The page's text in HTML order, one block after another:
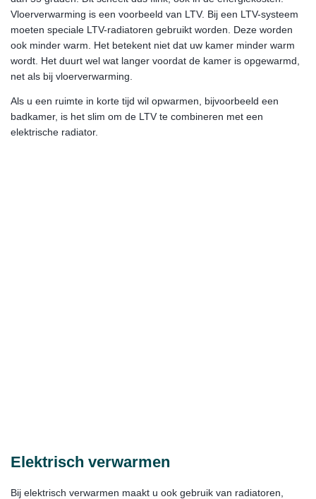
Vloerverwarming is een voorbeeld van LTV. Bij een LTV-systeem
moeten speciale LTV-radiatoren gebruikt worden. Deze worden
ook minder warm. Het betekent niet dat uw kamer minder warm
wordt. Het duurt wel wat langer voordat de kamer is opgewarmd,
net als bij vloerverwarming.
Als u een ruimte in korte tijd wil opwarmen, bijvoorbeeld een
badkamer, is het slim om de LTV te combineren met een
elektrische radiator.
Elektrisch verwarmen
Bij elektrisch verwarmen maakt u ook gebruik van radiatoren,